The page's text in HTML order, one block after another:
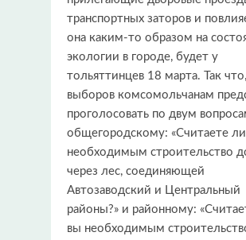
транспортных заторов и
она каким-то образом на
экологии в городе, будет у
тольяттинцев 18 марта. Так
выборов комсомольчанам
проголосовать по двум
общегородскому: «Считаете
необходимым строительство
через лес, соединяющей
Автозаводский и Центральный
районы?» и районному:
вы необходимым